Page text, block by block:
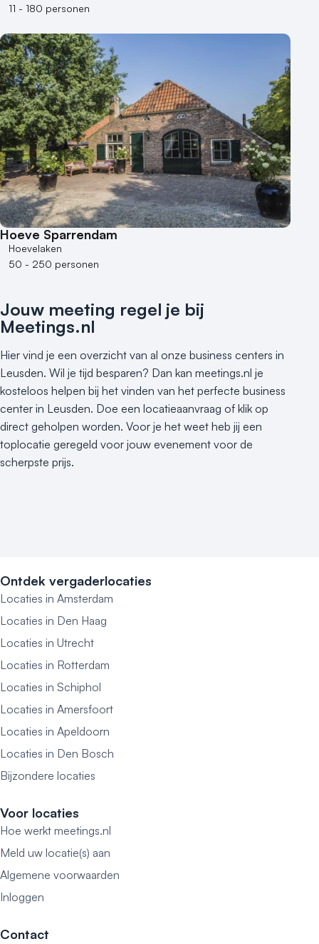
11 - 180 personen
Hoeve Sparrendam
Hoevelaken
50 - 250 personen
Jouw meeting regel je bij
Meetings.nl
Hier vind je een overzicht van al onze business centers in
Leusden. Wil je tijd besparen? Dan kan meetings.nl je
kosteloos helpen bij het vinden van het perfecte business
center in Leusden. Doe een locatieaanvraag of klik op
direct geholpen worden. Voor je het weet heb jij een
toplocatie geregeld voor jouw evenement voor de
scherpste prijs.
Ontdek vergaderlocaties
Locaties in Amsterdam
Locaties in Den Haag
Locaties in Utrecht
Locaties in Rotterdam
Locaties in Schiphol
Locaties in Amersfoort
Locaties in Apeldoorn
Locaties in Den Bosch
Bijzondere locaties
Voor locaties
Hoe werkt meetings.nl
Meld uw locatie(s) aan
Algemene voorwaarden
Inloggen
Contact